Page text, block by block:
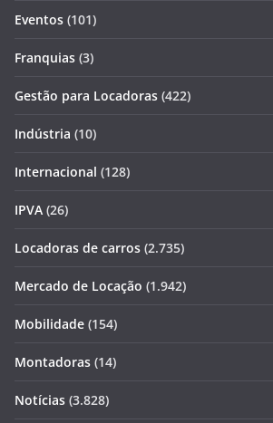
Eventos (101)
Franquias (3)
Gestão para Locadoras (422)
Indústria (10)
Internacional (128)
IPVA (26)
Locadoras de carros (2.735)
Mercado de Locação (1.942)
Mobilidade (154)
Montadoras (14)
Notícias (3.828)